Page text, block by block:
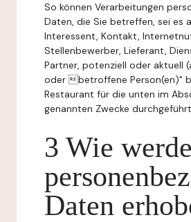
So können Verarbeitungen
Daten, die Sie betreffen, sei es
Interessent, Kontakt,
Stellenbewerber, Lieferant,
Partner, potenziell oder aktuell
oder betroffene Person(en)"
Restaurant für die unten im
genannten Zwecke
3 Wie
Daten